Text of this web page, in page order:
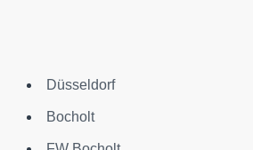
Düsseldorf
Bocholt